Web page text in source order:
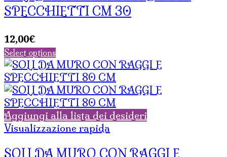
SPECCHIETTI CM 30
12,00€
Select options
Aggiungi alla lista dei desideri
Visualizzazione rapida
SOLI DA MURO CON RAGGI E